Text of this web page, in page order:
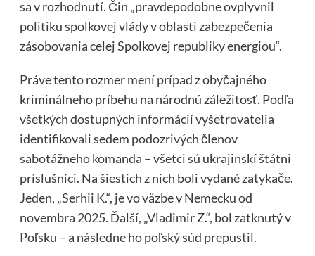
sa v rozhodnutí. Čin „pravdepodobne ovplyvnil
politiku spolkovej vlády v oblasti zabezpečenia
zásobovania celej Spolkovej republiky energiou“.
Práve tento rozmer mení prípad z obyčajného
kriminálneho príbehu na národnú záležitosť. Podľa
všetkých dostupných informácií vyšetrovatelia
identifikovali sedem podozrivých členov
sabotážneho komanda – všetci sú ukrajinskí štátni
príslušníci. Na šiestich z nich boli vydané zatykače.
Jeden, „Serhii K.“, je vo väzbe v Nemecku od
novembra 2025. Ďalší, „Vladimir Z.“, bol zatknutý v
Poľsku – a následne ho poľský súd prepustil.